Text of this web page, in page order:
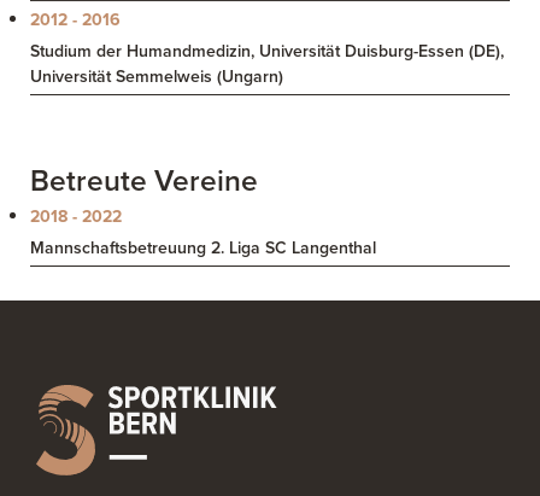
2012 - 2016
Studium der Humandmedizin, Universität Duisburg-Essen (DE),
Universität Semmelweis (Ungarn)
Betreute Vereine
2018 - 2022
Mannschaftsbetreuung 2. Liga SC Langenthal